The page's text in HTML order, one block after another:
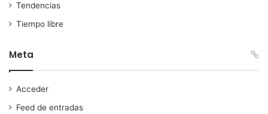
Tendencias
Tiempo libre
Meta
Acceder
Feed de entradas